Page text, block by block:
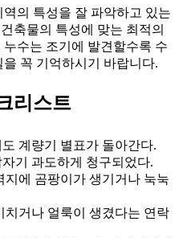
의 특성을 잘 파악하고 있는
축물의 특성에 맞는 최적의
수는 조기에 발견할수록 수
꼭 기억하시기 바랍니다.
리스트
계량기 별표가 돌아간다.
기 과도하게 청구되었다.
지에 곰팡이가 생기거나 눅눅
치거나 얼룩이 생겼다는 연락